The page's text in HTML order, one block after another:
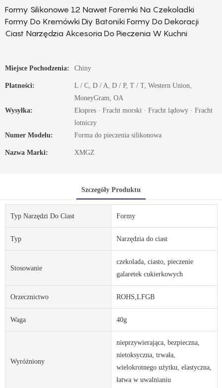
Formy Silikonowe 12 Nawet Foremki Na Czekoladki
Formy Do Kremówki Diy Batoniki Formy Do Dekoracji
Ciast Narzędzia Akcesoria Do Pieczenia W Kuchni
Miejsce Pochodzenia: Chiny
Płatności:
L / C, D / A, D / P, T / T, Western Union,
MoneyGram, OA
Wysyłka:
Ekspres · Fracht morski · Fracht lądowy · Fracht
lotniczy
Numer Modelu:
Forma do pieczenia silikonowa
Nazwa Marki: XMGZ
Szczegóły Produktu
Typ Narzędzi Do Ciast Formy
Typ Narzędzia do ciast
Stosowanie
czekolada, ciasto, pieczenie
galaretek cukierkowych
Orzecznictwo ROHS,LFGB
Waga 40g
Wyróżniony
nieprzywierająca, bezpieczna,
nietoksyczna, trwała,
wielokrotnego użytku, elastyczna,
łatwa w uwalnianiu